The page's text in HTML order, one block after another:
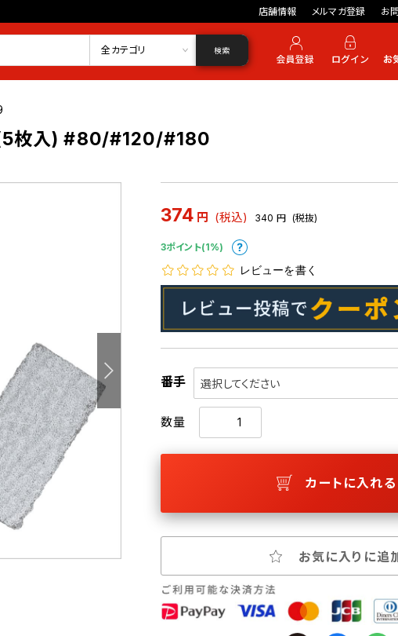
店舗情報 メルマガ登録 お
気に入り
全カテゴリ 検索
(5枚入) #80/#120/#180
374 円 (税込) 340 円 (税抜)
3ポイント(1%)
レビューを書く
番手 選択してください
数量
カートに入れる
お気に入りに追